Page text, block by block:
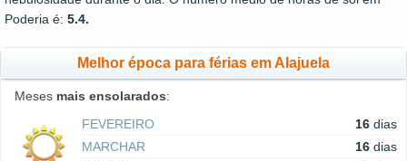
Poderia é: 5.4.
Melhor época para férias em Alajuela
Meses mais ensolarados:
FEVEREIRO
16 dias
MARCHAR
16 dias